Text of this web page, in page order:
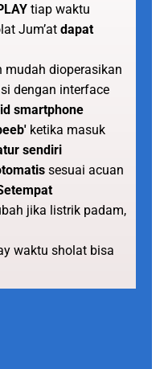
tiap waktu
Jum’at dapat
mudah dioperasikan
dengan interface
smartphone
ketika masuk
sendiri
sesuai acuan
jika listrik padam,
waktu sholat bisa